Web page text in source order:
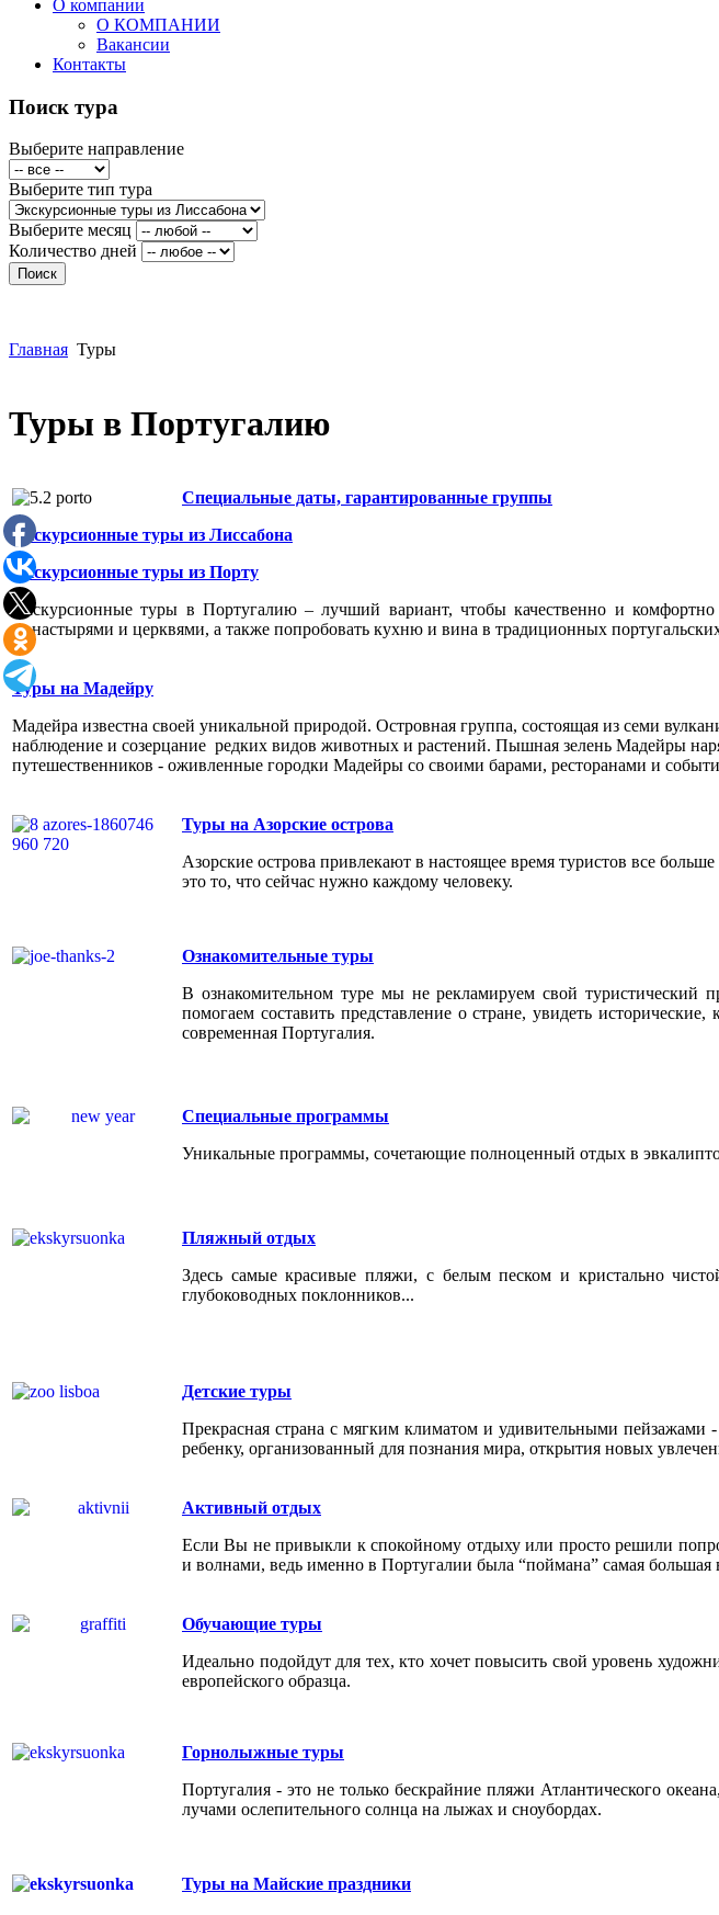
О компании
О КОМПАНИИ
Вакансии
Контакты
Поиск тура
Выберите направление
Выберите тип тура
Выберите месяц
Количество дней
Главная Туры
Туры в Португалию
Специальные даты, гарантированные группы
Экскурсионные туры из Лиссабона
Экскурсионные туры из Порту
Экскурсионные туры в Португалию – лучший вариант, чтобы качественно и
монастырями и церквями, а также попробовать кухню и вина в традиционных
Туры на Мадейру
Мадейра известна своей уникальной природой. Островная группа, состоящая из семи
наблюдение и созерцание редких видов животных и растений. Пышная зелень Мадейры
путешественников - оживленные городки Мадейры со своими барами, ресторанами и
Туры на Азорские острова
Азорские острова привлекают в настоящее время туристов все
это то, что сейчас нужно каждому человеку.
Ознакомительные туры
В ознакомительном туре мы не рекламируем свой туристический
помогаем составить представление о стране, увидеть
современная Португалия.
Специальные программы
Уникальные программы, сочетающие полноценный отдых в
Пляжный отдых
Здесь самые красивые пляжи, с белым песком и кристально
глубоководных поклонников...
Детские туры
Прекрасная страна с мягким климатом и удивительными
ребенку, организованный для познания мира, открытия новых
Активный отдых
Если Вы не привыкли к спокойному отдыху или просто решили
и волнами, ведь именно в Португалии была “поймана” самая большая
Обучающие туры
Идеально подойдут для тех, кто хочет повысить свой уровень
европейского образца.
Горнолыжные туры
Португалия - это не только бескрайние пляжи Атлантического
лучами ослепительного солнца на лыжах и сноубордах.
Туры на Майские праздники